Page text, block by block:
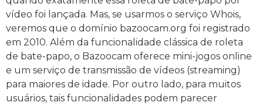
vídeo foi lançada. Mas, se usarmos o serviço Whois,
veremos que o domínio bazoocam.org foi registrado
em 2010. Além da funcionalidade clássica de roleta
de bate-papo, o Bazoocam oferece mini-jogos online
e um serviço de transmissão de vídeos (streaming)
para maiores de idade. Por outro lado, para muitos
usuários, tais funcionalidades podem parecer